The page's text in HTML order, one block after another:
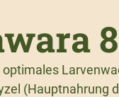
optimales
(Hauptnahrung